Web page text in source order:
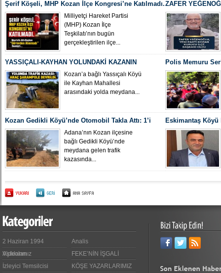
Şerif Köşeli, MHP Kozan İlçe Kongresi’ne Katılmadı.
Milliyetçi Hareket Partisi
(MHP) Kozan İlçe
Teşkilatı’nın bugün
gerçekleştirilen ilçe...
ZAFER
İLÇE BAŞKANI
YASSIÇALI-KAYHAN YOLUNDAKİ KAZANIN
KAMERA GÖRÜNTÜLERİ ORTAYA ÇIKTI
Kozan’a bağlı Yassıçalı Köyü
ile Kayhan Mahallesi
arasındaki yolda meydana...
Polis Memuru
Uğurlandı
Kozan Gedikli Köyü’nde Otomobil Takla Attı: 1’i
Bebek 6 Kişi YaralandıAdana’nın Kozan ilçesine
bağlı Gedikli Köyü’nde
meydana gelen trafik
kazasında...
Eskimantaş Köyü
gördüğü
2 Haziran 1994
Videoları
Analis
Aşıklarımız
FEKE’NİN İŞGALİ
İzleyici Temsilcisi
KÖŞE YAZARLARIMIZ